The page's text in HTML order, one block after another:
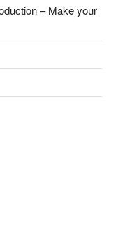
– Make your